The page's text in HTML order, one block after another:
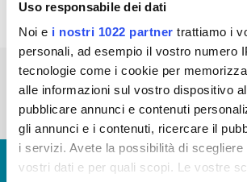
Uso responsabile dei dati
Noi e i nostri 1022 partner trattiamo i
personali, ad esempio il vostro numero
tecnologie come i cookie per
alle informazioni sul vostro dispositivo
pubblicare annunci e contenuti
gli annunci e i contenuti, ricercare il
i servizi. Avete la possibilità di
vostri dati e per quali scopi. Le vostre
« prima ‹ precedente 1 2
6
7
© Copyright 2017 - 2026